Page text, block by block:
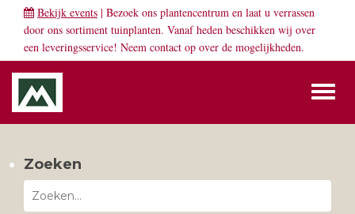
Bekijk events | Bezoek ons plantencentrum en laat u verrassen
door ons sortiment tuinplanten. Vanaf heden beschikken wij over
een leveringsservice! Neem contact op over de mogelijkheden.
Zoeken